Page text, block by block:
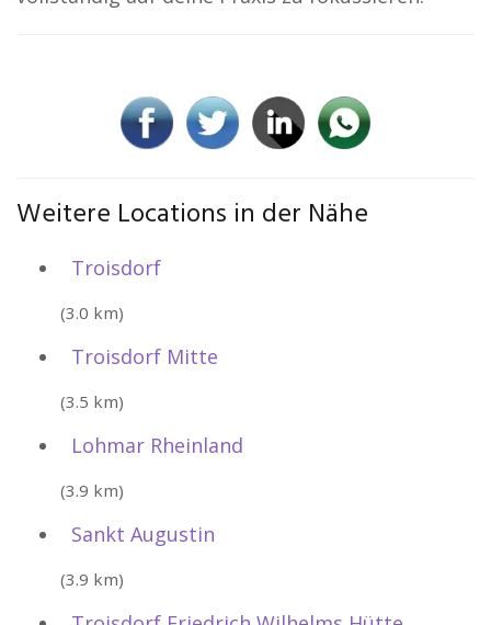
Weitere Locations in der Nähe
Troisdorf
(3.0 km)
Troisdorf Mitte
(3.5 km)
Lohmar Rheinland
(3.9 km)
Sankt Augustin
(3.9 km)